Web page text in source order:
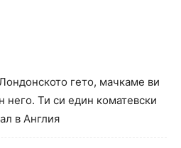
гето, мачкаме ви
него. Ти си един коматевски
в Англия